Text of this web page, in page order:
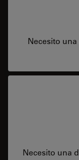
Necesito
Necesito una